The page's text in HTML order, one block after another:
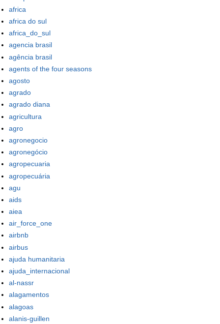
africa
africa do sul
africa_do_sul
agencia brasil
agência brasil
agents of the four seasons
agosto
agrado
agrado diana
agricultura
agro
agronegocio
agronegócio
agropecuaria
agropecuária
agu
aids
aiea
air_force_one
airbnb
airbus
ajuda humanitaria
ajuda_internacional
al-nassr
alagamentos
alagoas
alanis-guillen